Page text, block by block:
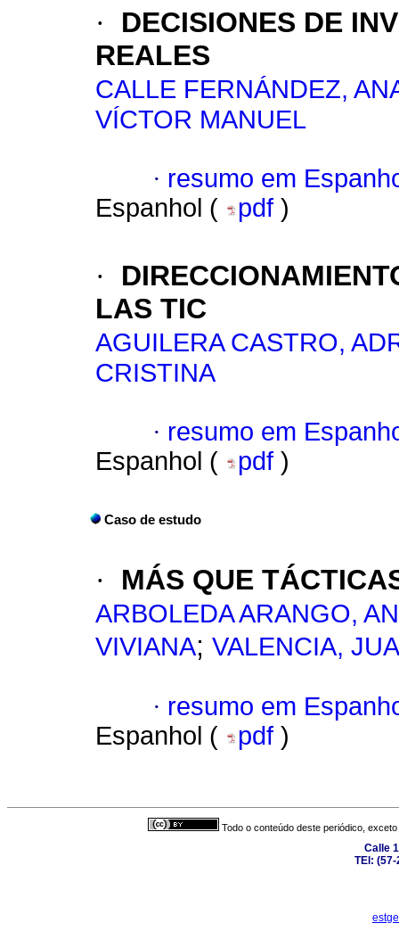
·
DECISIONES DE
REALES
CALLE FERNÁNDEZ,
VÍCTOR MANUEL
· resumo em
Espanhol (
pdf )
·
LAS TIC
AGUILERA CASTRO,
CRISTINA
· resumo em
Espanhol (
pdf )
Caso de estudo
· MÁS QUE
ARBOLEDA ARANGO,
VIVIANA; VALENCIA,
· resumo em
Espanhol (
pdf )
Todo o conteúdo deste periódico,
Calle
TEl: